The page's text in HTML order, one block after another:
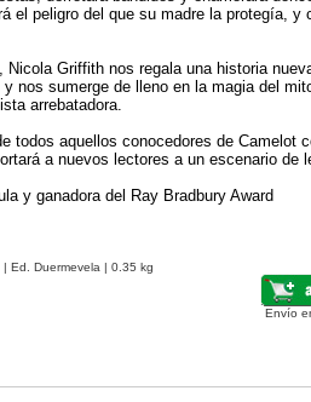
el peligro del que su madre la protegía, y
Nicola Griffith nos regala una historia
nos sumerge de lleno en la magia del
arrebatadora.
todos aquellos conocedores de Camelot
a nuevos lectores a un escenario de
y ganadora del Ray Bradbury Award
Ed. Duermevela | 0.35 kg
Envío